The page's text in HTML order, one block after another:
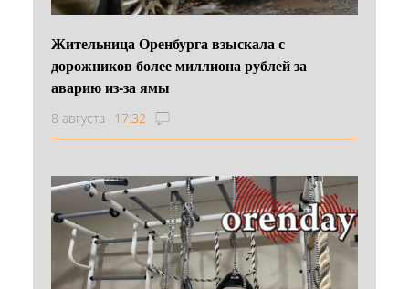
Жительница Оренбурга взыскала с
дорожников более миллиона рублей за
аварию из-за ямы
8 августа 17:32